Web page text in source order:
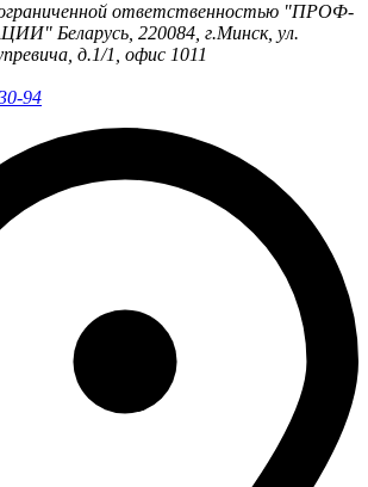
ответственностью "ПРОФ-
Беларусь, 220084, г.Минск, ул.
д.1/1, офис 1011
94